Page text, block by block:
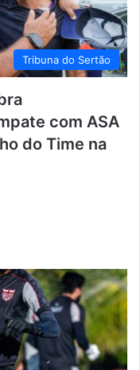
Tribuna do Sertão
com ASA
do Time na